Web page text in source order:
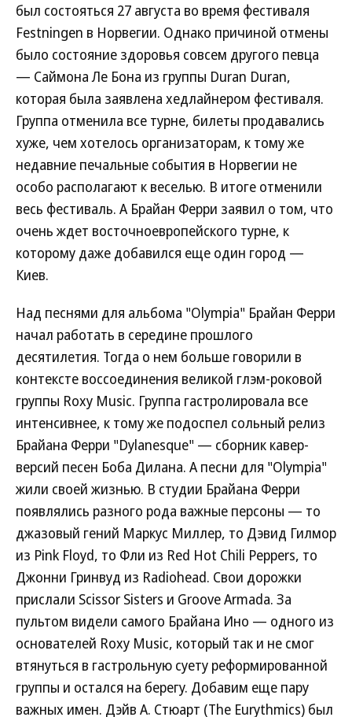
был состояться 27 августа во время фестиваля
Festningen в Норвегии. Однако причиной отмены
было состояние здоровья совсем другого певца
— Саймона Ле Бона из группы Duran Duran,
которая была заявлена хедлайнером фестиваля.
Группа отменила все турне, билеты продавались
хуже, чем хотелось организаторам, к тому же
недавние печальные события в Норвегии не
особо располагают к веселью. В итоге отменили
весь фестиваль. А Брайан Ферри заявил о том, что
очень ждет восточноевропейского турне, к
которому даже добавился еще один город —
Киев.
Над песнями для альбома "Olympia" Брайан Ферри
начал работать в середине прошлого
десятилетия. Тогда о нем больше говорили в
контексте воссоединения великой глэм-роковой
группы Roxy Music. Группа гастролировала все
интенсивнее, к тому же подоспел сольный релиз
Брайана Ферри "Dylanesque" — сборник кавер-
версий песен Боба Дилана. А песни для "Olympia"
жили своей жизнью. В студии Брайана Ферри
появлялись разного рода важные персоны — то
джазовый гений Маркус Миллер, то Дэвид Гилмор
из Pink Floyd, то Фли из Red Hot Chili Peppers, то
Джонни Гринвуд из Radiohead. Свои дорожки
прислали Scissor Sisters и Groove Armada. За
пультом видели самого Брайана Ино — одного из
основателей Roxy Music, который так и не смог
втянуться в гастрольную суету реформированной
группы и остался на берегу. Добавим еще пару
важных имен. Дэйв А. Стюарт (The Eurythmics) был